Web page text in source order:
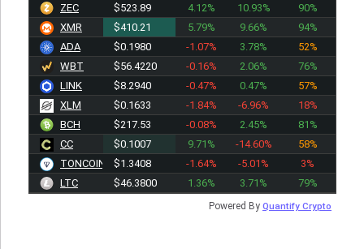
ZEC
$523.89 4.12% 10.93%
90%
XMR
$410.21 5.79% 9.66%
94%
ADA
$0.1980 -1.07% 3.78%
52%
WBT
$56.4220 -0.16% 2.06%
76%
LINK
$8.2940 -0.47% 0.47%
57%
XLM
$0.1633 -1.84% -6.96%
18%
BCH
$217.53 -0.08% 2.45%
81%
CC
$0.1007 9.71% -14.60%
58%
TONCOIN
$1.3408 -1.64% -5.01%
3%
LTC
$46.3800 1.36% 3.71% 79%
Powered By Quantify Crypto